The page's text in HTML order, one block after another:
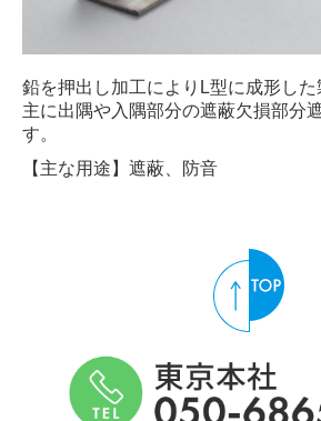
鉛を押出し加工によりL型に成形した
主に出隅や入隅部分の遮蔽欠損部分
す。
【主な用途】遮蔽、防音